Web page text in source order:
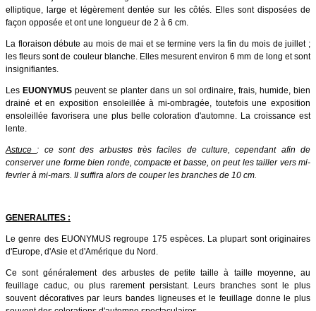
elliptique, large et légèrement dentée sur les côtés. Elles sont disposées de
façon opposée et ont une longueur de 2 à 6 cm.
La floraison débute au mois de mai et se termine vers la fin du mois de juillet ;
les fleurs sont de couleur blanche. Elles mesurent environ 6 mm de long et sont
insignifiantes.
Les EUONYMUS peuvent se planter dans un sol ordinaire, frais, humide, bien
drainé et en exposition ensoleillée à mi-ombragée, toutefois une exposition
ensoleillée favorisera une plus belle coloration d'automne. La croissance est
lente.
Astuce: ce sont des arbustes très faciles de culture, cependant afin de
conserver une forme bien ronde, compacte et basse, on peut les tailler vers mi-
fevrier à mi-mars. Il suffira alors de couper les branches de 10 cm.
GENERALITES :
Le genre des EUONYMUS regroupe 175 espèces. La plupart sont originaires
d'Europe, d'Asie et d'Amérique du Nord.
Ce sont généralement des arbustes de petite taille à taille moyenne, au
feuillage caduc, ou plus rarement persistant. Leurs branches sont le plus
souvent décoratives par leurs bandes ligneuses et le feuillage donne le plus